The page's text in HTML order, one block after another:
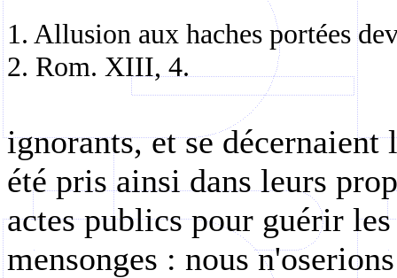
1. Allusion aux haches portées
2. Rom. XIII, 4.
ignorants, et se décernaient
été pris ainsi dans leurs
actes publics pour guérir
mensonges : nous